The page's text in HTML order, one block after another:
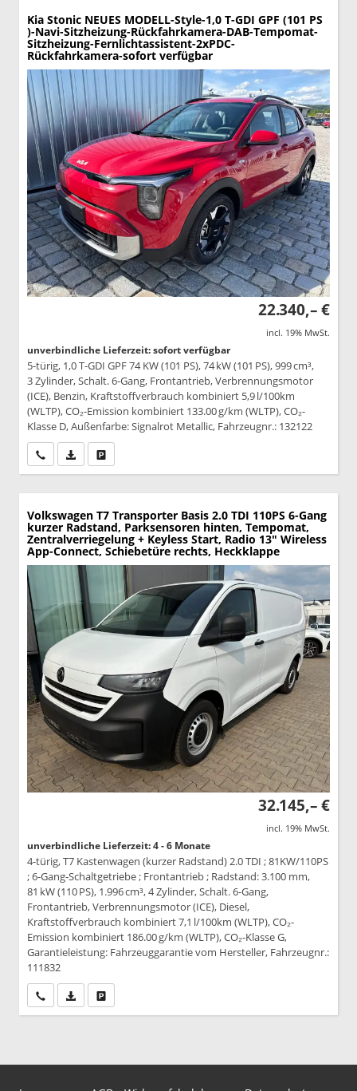
Kia Stonic NEUES MODELL-Style-1,0 T-GDI GPF (101 PS
)-Navi-Sitzheizung-Rückfahrkamera-DAB-Tempomat-
Sitzheizung-Fernlichtassistent-2xPDC-
Rückfahrkamera-sofort verfügbar
22.340,– €
incl. 19% MwSt.
unverbindliche Lieferzeit: sofort verfügbar
5-türig, 1,0 T-GDI GPF 74 KW (101 PS), 74 kW (101 PS), 999 cm³,
3 Zylinder, Schalt. 6-Gang, Frontantrieb, Verbrennungsmotor
(ICE), Benzin, Kraftstoffverbrauch kombiniert 5,9 l/100km
(WLTP), CO₂-Emission kombiniert 133.00 g/km (WLTP), CO₂-
Klasse D, Außenfarbe: Signalrot Metallic, Fahrzeugnr.: 132122
Wir rufen Sie anPDF-Datei, Fahrzeugexposé drucken
Volkswagen T7 Transporter Basis 2.0 TDI 110PS 6-Gang
kurzer Radstand, Parksensoren hinten, Tempomat,
Zentralverriegelung + Keyless Start, Radio 13" Wireless
App-Connect, Schiebetüre rechts, Heckklappe
32.145,– €
incl. 19% MwSt.
unverbindliche Lieferzeit: 4 - 6 Monate
4-türig, T7 Kastenwagen (kurzer Radstand) 2.0 TDI ; 81KW/110PS
; 6-Gang-Schaltgetriebe ; Frontantrieb ; Radstand: 3.100 mm,
81 kW (110 PS), 1.996 cm³, 4 Zylinder, Schalt. 6-Gang,
Frontantrieb, Verbrennungsmotor (ICE), Diesel,
Kraftstoffverbrauch kombiniert 7,1 l/100km (WLTP), CO₂-
Emission kombiniert 186.00 g/km (WLTP), CO₂-Klasse G,
Garantieleistung: Fahrzeuggarantie vom Hersteller, Fahrzeugnr.:
111832
Wir rufen Sie anPDF-Datei, Fahrzeugexposé drucken